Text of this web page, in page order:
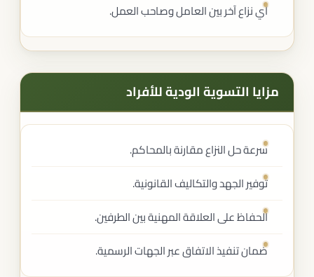
أي نزاع آخر بين العامل وصاحب العمل.
مزايا التسوية الودية للأفراد
سرعة حل النزاع مقارنة بالمحاكم.
توفير الجهد والتكاليف القانونية.
الحفاظ على العلاقة المهنية بين الطرفين.
ضمان تنفيذ الاتفاق عبر الجهات الرسمية.